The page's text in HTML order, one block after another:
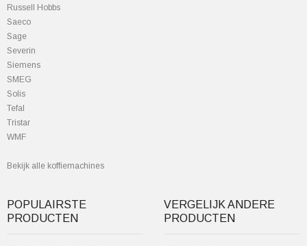
Russell Hobbs
Saeco
Sage
Severin
Siemens
SMEG
Solis
Tefal
Tristar
WMF
Bekijk alle koffiemachines
POPULAIRSTE
PRODUCTEN
VERGELIJK ANDERE
PRODUCTEN